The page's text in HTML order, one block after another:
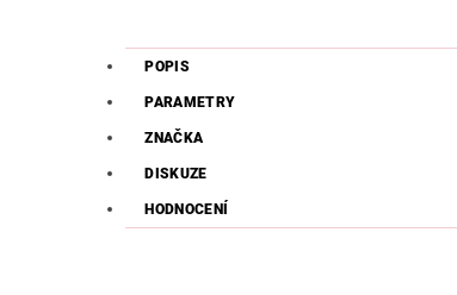
POPIS
PARAMETRY
ZNAČKA
DISKUZE
HODNOCENÍ